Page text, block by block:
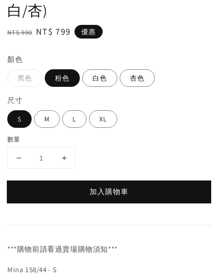
白/杏)
Regular
NT$ 990 Sale
NT$ 799 優惠
顏色
黑色 粉色 白色 杏色
尺寸
S M L XL
數量
加入購物車
***購物前請看過賣場購物須知***
Mina 158/44 - S